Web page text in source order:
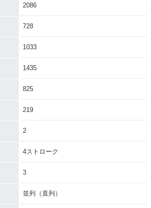
2001年 Speed Tripl
2086
728
1033
1435
825
219
2
4ストローク
3
並列（直列）